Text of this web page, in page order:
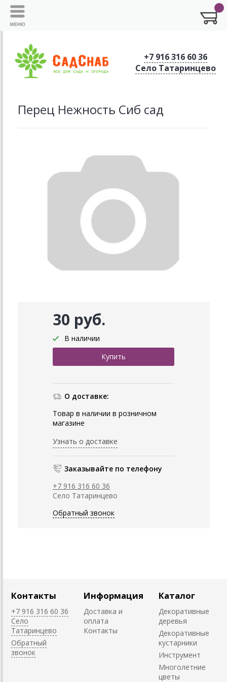
+7 916 316 60 36
Село Татаринцево
Перец Нежность Сиб сад
30 руб.
В наличии
О доставке:
Товар в наличии в розничном
магазине
Узнать о доставке
Заказывайте по телефону
+7 916 316 60 36
Село Татаринцево
Обратный звонок
Контакты
+7 916 316 60 36
Село
Татаринцево
Обратный
звонок
Информация
Доставка и
оплата
Контакты
Каталог
Декоративные
деревья
Декоративные
кустарники
Инструмент
Многолетние
цветы